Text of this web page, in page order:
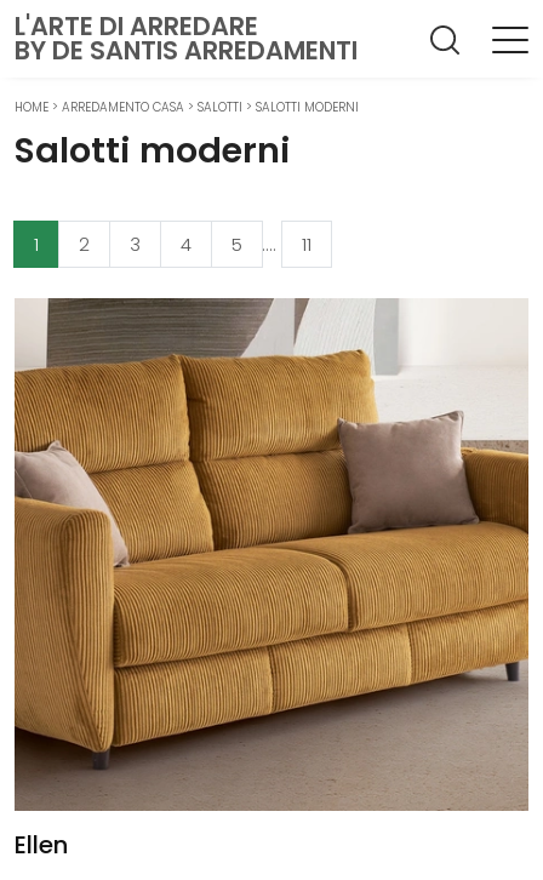
L'ARTE DI ARREDARE
BY DE SANTIS ARREDAMENTI
HOME > ARREDAMENTO CASA > SALOTTI > SALOTTI MODERNI
Salotti moderni
1 2 3 4 5 .... 11
Ellen